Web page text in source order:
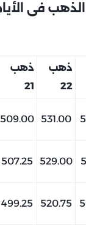
فى
ذهب
22
ذهب
21
531.00
509.00
529.00
507.25
520.75
499.25